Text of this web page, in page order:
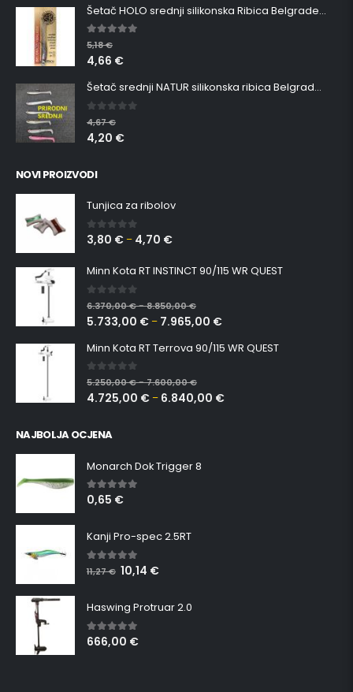
Šetač HOLO srednji silikonska Ribica Belgrade Walker
5.00out of 5
5,18€
4,66 €
Šetač srednji NATUR silikonska ribica Belgrade Walker
0 out of 5
4,67€
4,20 €
NOVI PROIZVODI
Tunjica za ribolov
0 out of 5
3,80 € – 4,70 €
Minn Kota RT INSTINCT 90/115 WR QUEST
0 out of 5
6.370,00€–8.850,00€
5.733,00 € – 7.965,00 €
Minn Kota RT Terrova 90/115 WR QUEST
0 out of 5
5.250,00€–7.600,00€
4.725,00 € – 6.840,00 €
NAJBOLJA OCJENA
Monarch Dok Trigger 8
5.00 out of 5
0,65 €
Kanji Pro-spec 2.5RT
5.00 out of 5
11,27€ 10,14 €
Haswing Protruar 2.0
5.00 out of 5
666,00 €